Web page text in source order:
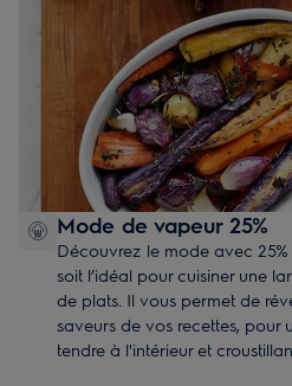
Mode de vapeur 25%
Découvrez le mode avec
soit l’idéal pour cuisiner une
de plats. Il vous permet de
saveurs de vos recettes, pour
tendre à l'intérieur et